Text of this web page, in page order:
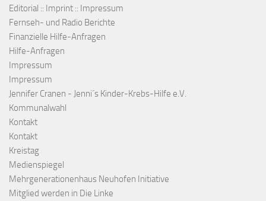
Editorial :: Imprint :: Impressum
Fernseh- und Radio Berichte
Finanzielle Hilfe-Anfragen
Hilfe-Anfragen
Impressum
Impressum
Jennifer Cranen - Jenni´s Kinder-Krebs-Hilfe e.V.
Kommunalwahl
Kontakt
Kontakt
Kreistag
Medienspiegel
Mehrgenerationenhaus Neuhofen Initiative
Mitglied werden in Die Linke